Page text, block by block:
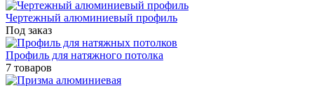
Чертежный алюминиевый профиль
Под заказ
Профиль для натяжного потолка
7 товаров